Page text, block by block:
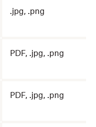
.jpg, .png
PDF, .jpg, .png
PDF, .jpg, .png